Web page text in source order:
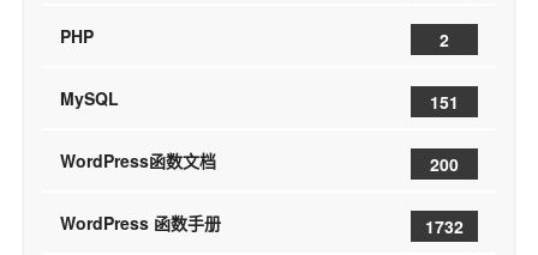
PHP 2
MySQL 151
WordPress函数文档 200
WordPress 函数手册 1732